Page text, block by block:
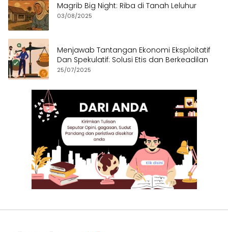
Magrib Big Night: Riba di Tanah Leluhur
03/08/2025
Menjawab Tantangan Ekonomi Eksploitatif
Dan Spekulatif: Solusi Etis dan Berkeadilan
25/07/2025